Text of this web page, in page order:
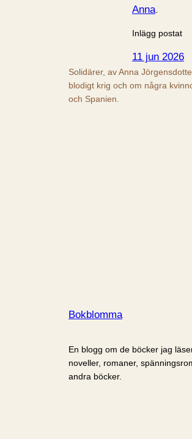
Anna.
Inlägg postat
11 jun 2026
Solidärer, av Anna
blodigt krig och om några
och Spanien.
Bokblomma
En blogg om de böcker jag
noveller, romaner,
andra böcker.